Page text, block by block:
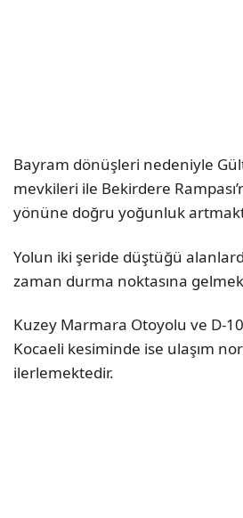
Bayram dönüşleri nedeniyle
mevkileri ile Bekirdere
yönüne doğru yoğunluk
Yolun iki şeride düştüğü
zaman durma noktasına
Kuzey Marmara Otoyolu ve D-
Kocaeli kesiminde ise ulaşım
ilerlemektedir.